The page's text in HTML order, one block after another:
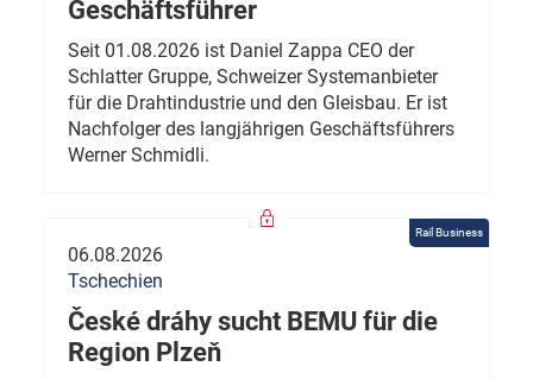
Geschäftsführer
Seit 01.08.2026 ist Daniel Zappa CEO der
Schlatter Gruppe, Schweizer Systemanbieter
für die Drahtindustrie und den Gleisbau. Er ist
Nachfolger des langjährigen Geschäftsführers
Werner Schmidli.
Rail Business
06.08.2026
Tschechien
České dráhy sucht BEMU für die
Region Plzeň